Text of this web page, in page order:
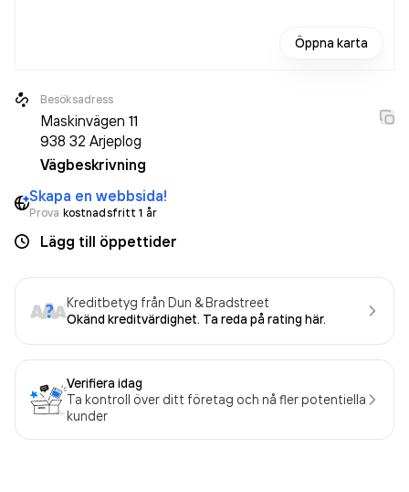
Öppna karta
Besöksadress
Maskinvägen 11
938 32 Arjeplog
Vägbeskrivning
Skapa en webbsida!
Prova kostnadsfritt 1 år
Lägg till öppettider
Kreditbetyg från Dun & Bradstreet
Okänd kreditvärdighet. Ta reda på rating här.
Verifiera idag
Ta kontroll över ditt företag och nå fler potentiella
kunder